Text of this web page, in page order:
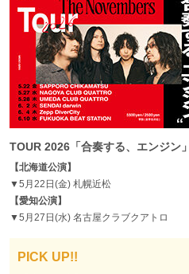
TOUR 2026「合奏する、エンジン」
【北海道公演】
▼5月22日(金) 札幌近松
【愛知公演】
▼5月27日(水) 名古屋クラブクアトロ
PICK UP!!